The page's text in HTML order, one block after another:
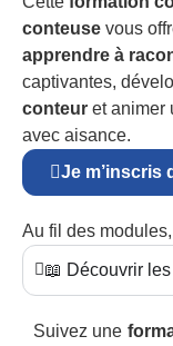
conteuse vous
apprendre à
captivantes,
conteur et animer
avec aisance.
Je m’inscris
Au fil des
📖 Découvrir
Suivez une